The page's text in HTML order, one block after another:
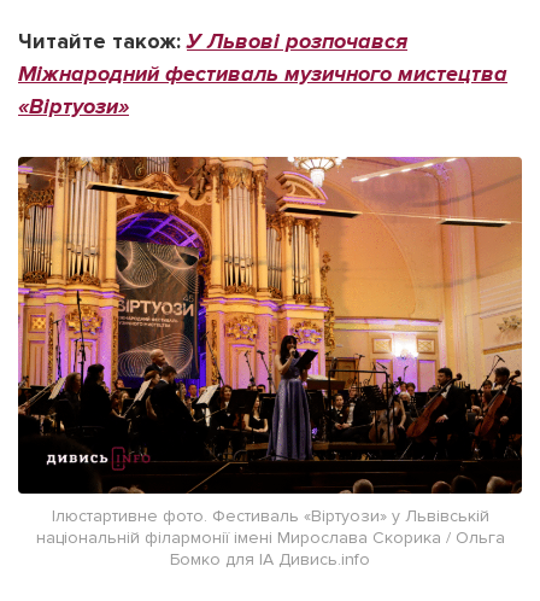
Читайте також: У Львові розпочався
Міжнародний фестиваль музичного мистецтва
«Віртуози»
Ілюстартивне фото. Фестиваль «Віртуози» у Львівській
національній філармонії імені Мирослава Скорика / Ольга
Бомко для ІА Дивись.info